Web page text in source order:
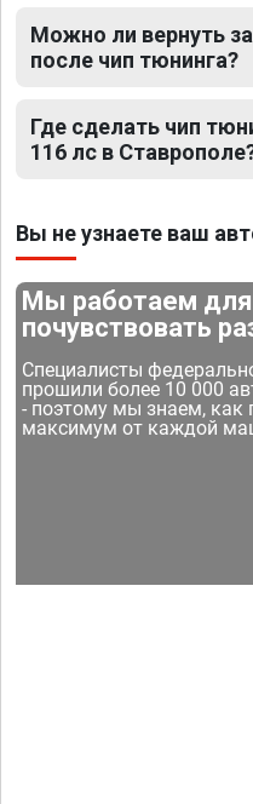
Можно ли вернуть
после чип тюнинга?
Где сделать чип
116 лс в
Вы не узнаете ваш
Мы работаем
почувствовать
Специалисты
прошили более 10 000
- поэтому мы знаем, как
максимум от каждой